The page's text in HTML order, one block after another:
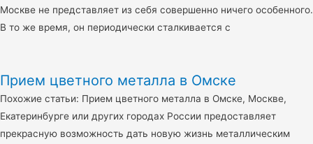
Москве не представляет из себя совершенно ничего особенного.
В то же время, он периодически сталкивается с
Прием цветного металла в Омске
Похожие статьи: Прием цветного металла в Омске, Москве,
Екатеринбурге или других городах России предоставляет
прекрасную возможность дать новую жизнь металлическим